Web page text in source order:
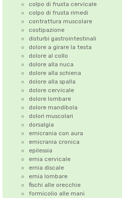
colpo di frusta cervicale
colpo di frusta rimedi
contrattura muscolare
costipazione
disturbi gastrointestinali
dolore a girare la testa
dolore al collo
dolore alla nuca
dolore alla schiena
dolore alla spalla
dolore cervicale
dolore lombare
dolore mandibola
dolori muscolari
dorsalgia
emicrania con aura
emicrania cronica
epilessia
ernia cervicale
ernia discale
ernia lombare
fischi alle orecchie
formicolio alle mani